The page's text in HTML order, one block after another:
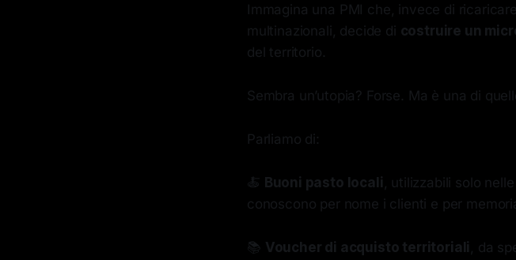
Immagina una PMI che, invece di
multinazionali, decide di costruire un
del territorio.
Sembra un’utopia? Forse. Ma è una di
Parliamo di:
🍝 Buoni pasto locali , utilizzabili solo
conoscono per nome i clienti e per
📚 Voucher di acquisto territoriali , da